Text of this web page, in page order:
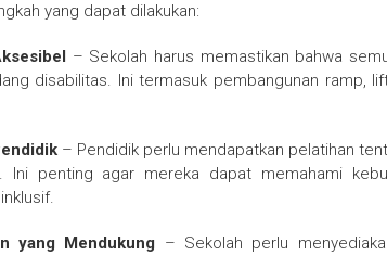
yang dapat dilakukan:
– Sekolah harus memastikan bahwa
disabilitas. Ini termasuk pembangunan ramp,
– Pendidik perlu mendapatkan pelatihan
Ini penting agar mereka dapat memahami
yang Mendukung – Sekolah perlu